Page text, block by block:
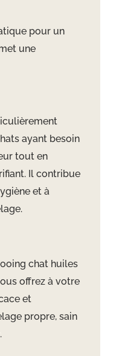
pour un
une
ayant besoin
tout en
Il contribue
et à
chat huiles
offrez à votre
et
propre, sain